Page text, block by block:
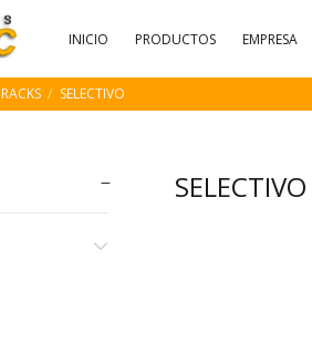
INICIO PRODUCTOS EMPRESA
RACKS SELECTIVO
SELECTIVO